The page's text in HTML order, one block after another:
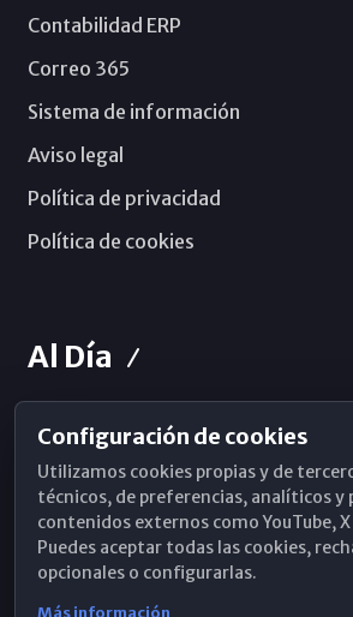
Contabilidad ERP
Correo 365
Sistema de información
Aviso legal
Política de privacidad
Política de cookies
Al Día
Horarios de Misa
Hemeroteca
WhatsApp
Configuración de cookies
Utilizamos cookies propias y de
técnicos, de preferencias, analíticos y
contenidos externos como YouTube,
Puedes aceptar todas las cookies,
opcionales o configurarlas.
Más información